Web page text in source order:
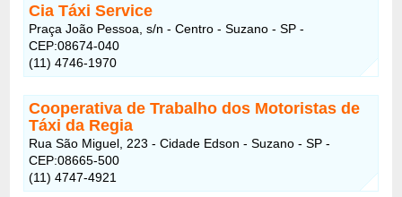
Cia Táxi Service
Praça João Pessoa, s/n - Centro - Suzano - SP -
CEP:08674-040
(11) 4746-1970
Cooperativa de Trabalho dos Motoristas de
Táxi da Regia
Rua São Miguel, 223 - Cidade Edson - Suzano - SP -
CEP:08665-500
(11) 4747-4921